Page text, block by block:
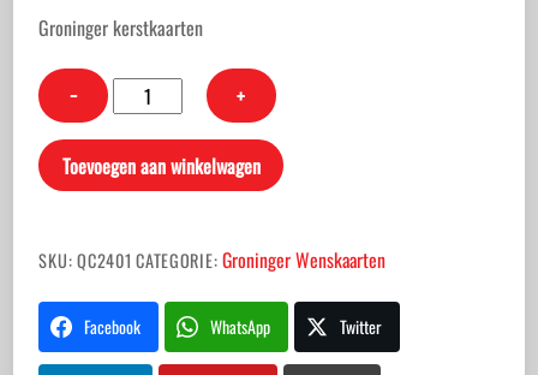
Groninger kerstkaarten
−
Groninger
kerstkaarten
aantal
+
Toevoegen aan winkelwagen
SKU:QC2401 CATEGORIE:Groninger Wenskaarten
Facebook WhatsApp Twitter